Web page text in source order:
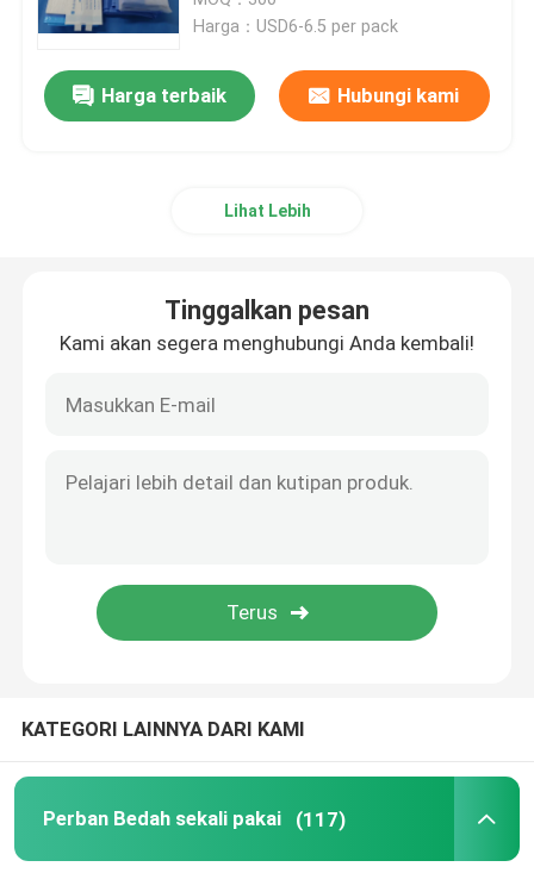
Paket Bedah sekali pakai
Kit Persalinan Bayi
Tirai Artroskopi Lutut
Tirai Bedah Gigi
Harga：USD6-6.5 per pack
Harga terbaik Hubungi kami
Lihat Lebih
Tinggalkan pesan
Kami akan segera menghubungi Anda kembali!
KATEGORI LAINNYA DARI KAMI
Perban Bedah sekali pakai (117)